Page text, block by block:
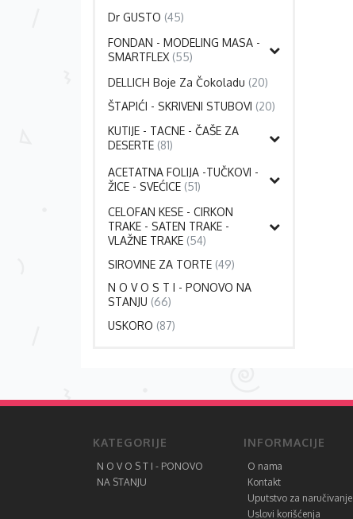
Dr GUSTO (45)
FONDAN - MODELING MASA -
SMARTFLEX (55)
DELLICH Boje Za Čokoladu (20)
ŠTAPIĆI - SKRIVENI STUBOVI (20)
KUTIJE - TACNE - ČAŠE ZA
DESERTE (81)
ACETATNA FOLIJA -TUČKOVI -
ŽICE - SVEĆICE (51)
CELOFAN KESE - CIRKON
TRAKE - SATEN TRAKE -
VLAŽNE TRAKE (54)
SIROVINE ZA TORTE (49)
N O V O S T I - PONOVO NA
STANJU (66)
USKORO (87)
KATEGORIJE
N O V O S T I - PONOVO
NA STANJU
INFORMACIJE
O nama
Kontakt
Uputstvo za naručivanje
Uslovi korišćenja